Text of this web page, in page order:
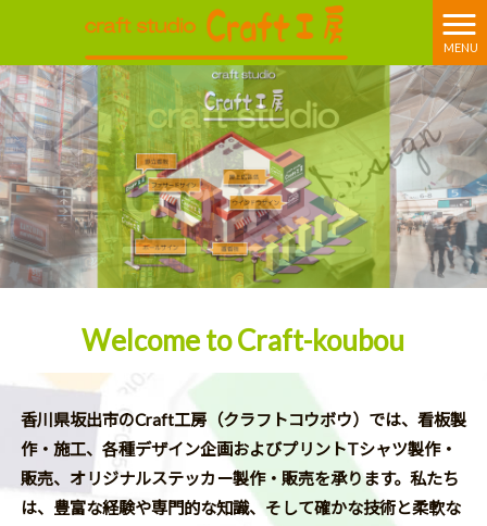
MENU
Welcome to Craft-koubou
香川県坂出市のCraft工房（クラフトコウボウ）では、看板製
作・施工、各種デザイン企画およびプリントTシャツ製作・
販売、オリジナルステッカー製作・販売を承ります。私たち
は、豊富な経験や専門的な知識、そして確かな技術と柔軟な